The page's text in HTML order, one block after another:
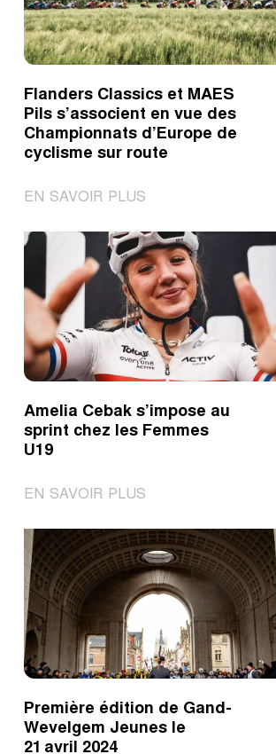
Flanders Classics et MAES
Pils s’associent en vue des
Championnats d’Europe de
cyclisme sur route
EN SAVOIR PLUS
Classics
et
MAES
Pils
s’associent
en
vue
Championnats
d’Europe
route
Amelia Cebak s’impose au
sprint chez les Femmes
U19
EN SAVOIR PLUS
Cebak
s’impose
au
sprint
chez
les
Femmes
Première édition de Gand-
Wevelgem Jeunes le
21 avril 2024